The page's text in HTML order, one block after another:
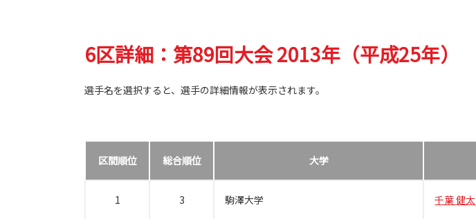
6区詳細：第89回大会 2013年（平成25年）
選手名を選択すると、選手の詳細情報が表示されます。
区間順位 総合順位 大学
1 3 駒澤大学 千葉 健太